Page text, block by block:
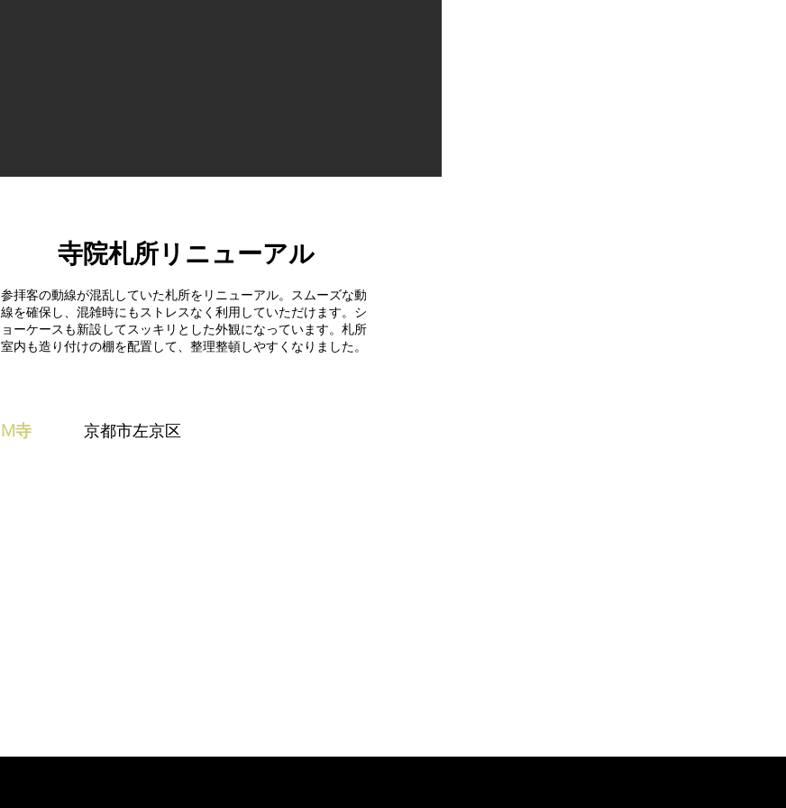
寺院札所リニューアル
参拝客の動線が混乱していた札所をリニューアル。スムーズな動
線を確保し、混雑時にもストレスなく利用していただけます。シ
ョーケースも新設してスッキリとした外観になっています。札所
室内も造り付けの棚を配置して、整理整頓しやすくなりました。
​M寺 京都市左京区